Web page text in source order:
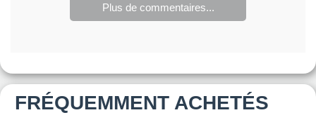
Plus de commentaires...
FRÉQUEMMENT ACHETÉS